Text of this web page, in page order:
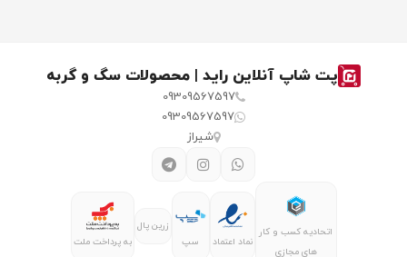
پت شاپ آنلاین راید | محصولات سگ و گربه
09309567597
09309567597
شیراز
اتحادیه کسب و کار
های مجازی
نماد اعتماد سپ
زرین پال
به پرداخت ملت